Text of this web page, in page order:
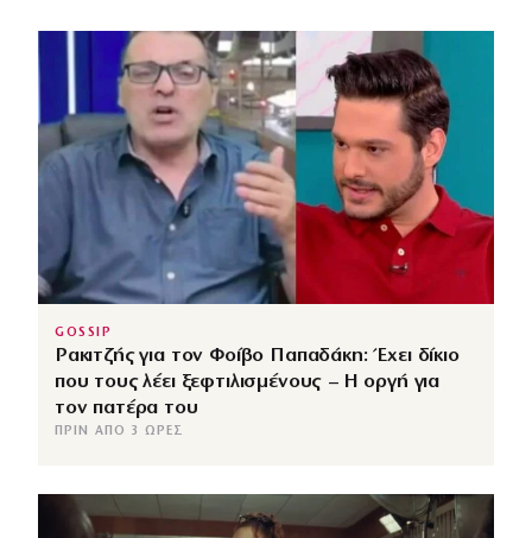
GOSSIP
Ρακιτζής για τον Φοίβο Παπαδάκη: Έχει δίκιο
που τους λέει ξεφτιλισμένους – Η οργή για
τον πατέρα του
ΠΡΙΝ ΑΠΌ 3 ΏΡΕΣ